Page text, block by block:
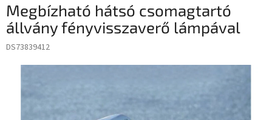
Megbízható hátsó csomagtartó
állvány fényvisszaverő lámpával
DS73839412